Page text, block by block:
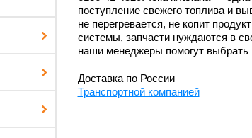
поступление свежего топлива и
не перегревается, не копит
системы, запчасти нуждаются в
наши менеджеры помогут выбрать
Доставка по России
Транспортной компанией